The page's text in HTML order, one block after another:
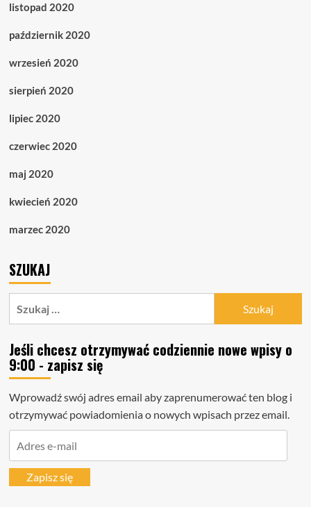
listopad 2020
październik 2020
wrzesień 2020
sierpień 2020
lipiec 2020
czerwiec 2020
maj 2020
kwiecień 2020
marzec 2020
SZUKAJ
Jeśli chcesz otrzymywać codziennie nowe wpisy o
9:00 - zapisz się
Wprowadź swój adres email aby zaprenumerować ten blog i
otrzymywać powiadomienia o nowych wpisach przez email.
mailZapisz się